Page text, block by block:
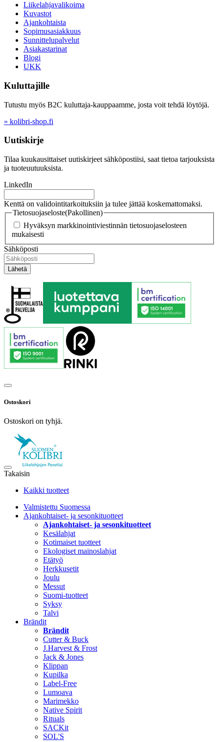
Liikelahjavalikoima
Kuvastot
Ajankohtaista
Sopimusasiakkuus
Sunnittelupalvelut
Asiakastarinat
Blogi
UKK
Kuluttajille
Tutustu myös B2C kuluttaja-kauppaamme, josta voit tehdä löytöjä.
» kolibri-shop.fi
Uutiskirje
Tilaa kuukausittaiset uutiskirjeet sähköpostiisi, saat tietoa tarjouksista
ja tuoteuutuuksista.
LinkedIn
Kenttä on validointitarkoituksiin ja tulee jättää koskemattomaksi.
Tietosuojaseloste(Pakollinen)
Hyväksyn markkinointiviestinnän tietosuojaselosteen
mukaisesti
Sähköposti
Ostoskori
Ostoskori on tyhjä.
Takaisin
Kaikki tuotteet
Valmistettu Suomessa
Ajankohtaiset- ja sesonkituotteet
Ajankohtaiset- ja sesonkituotteet
Kesälahjat
Kotimaiset tuotteet
Ekologiset mainoslahjat
Etätyö
Herkkusetit
Joulu
Messut
Suomi-tuotteet
Syksy
Talvi
Brändit
Brändit
Cutter & Buck
J.Harvest & Frost
Jack & Jones
Klippan
Kupilka
Label-Free
Lumoava
Marimekko
Native Spirit
Rituals
SACKit
SOL'S